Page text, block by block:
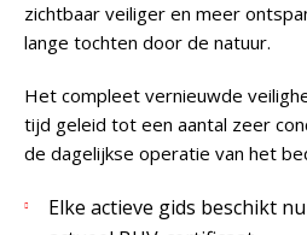
zichtbaar veiliger en meer
lange tochten door de natuur.
Het compleet vernieuwde
tijd geleid tot een aantal zeer
de dagelijkse operatie van het
Elke actieve gids beschikt